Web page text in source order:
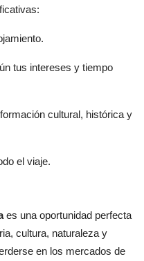
tus intereses y tiempo
cultural, histórica y
el viaje.
es una oportunidad perfecta
cultura, naturaleza y
en los mercados de